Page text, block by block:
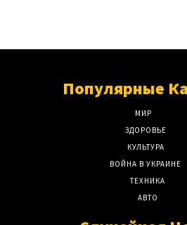
Популярные
МИР
ЗДОРОВЬЕ
КУЛЬТУРА
ВОЙНА В УКРАИНЕ
ТЕХНИКА
АВТО